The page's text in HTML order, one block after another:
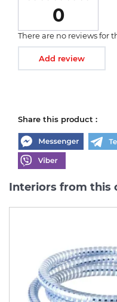
0
There are no reviews for
Add review
Share this product :
Interiors from this